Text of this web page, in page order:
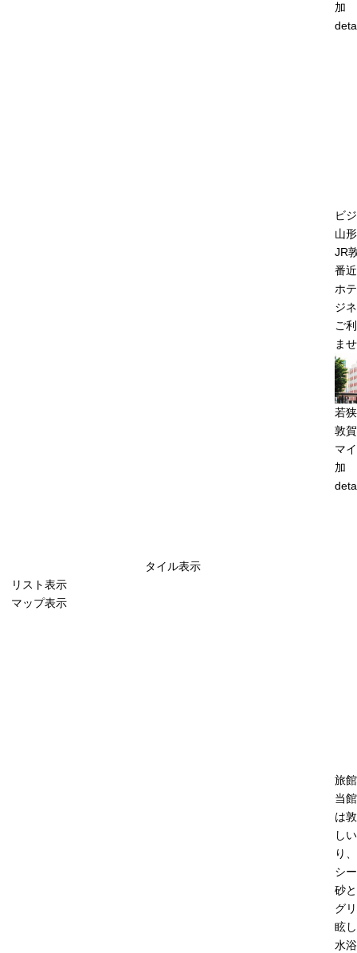
タイル表示
リスト表示
マップ表示
加
ビ
山形
JR
番
ホ
ジ
ご
ま
若
敦
マ
加
旅
当
は
し
り
シ
砂
グ
眩
水